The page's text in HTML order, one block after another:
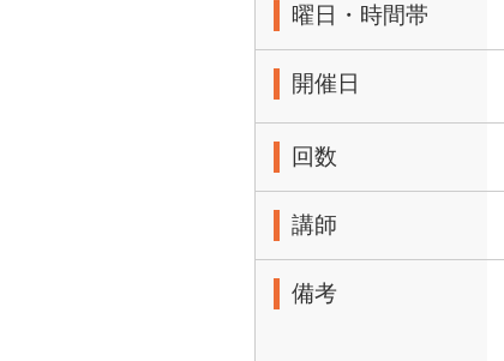
曜日・時間帯
開催日
回数
講師
備考